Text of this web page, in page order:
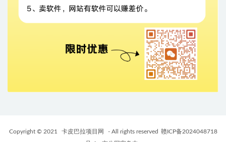
Copyright © 2021 卡皮巴拉项目网 - All rights reserved
赣ICP备2024048718